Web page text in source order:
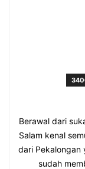
Berawal dari
Salam kenal
dari Pekalongan
sudah